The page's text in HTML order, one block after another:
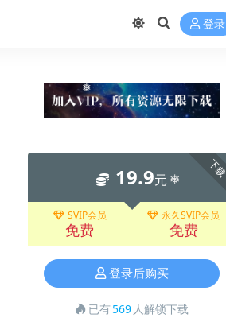
❅
登录
下载
19.9元
SVIP会员
免费
永久SVIP会员
免费
登录后购买
已有569 人解锁下载